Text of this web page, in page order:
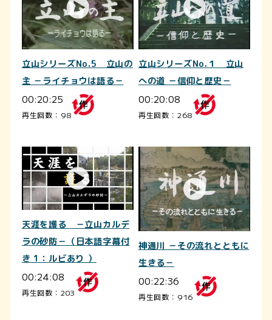
立山シリーズNo.5 立山の
主 －ライチョウは語る－
00:20:25
再生回数：98
立山シリーズNo.１ 立山
への道 －信仰と歴史－
00:20:08
再生回数：268
天涯を護る －立山カルデ
ラの砂防－（日本語字幕付
き 1：ルビあり ）
00:24:08
再生回数：203
神通川 －その流れとともに
生きる－
00:22:36
再生回数：916